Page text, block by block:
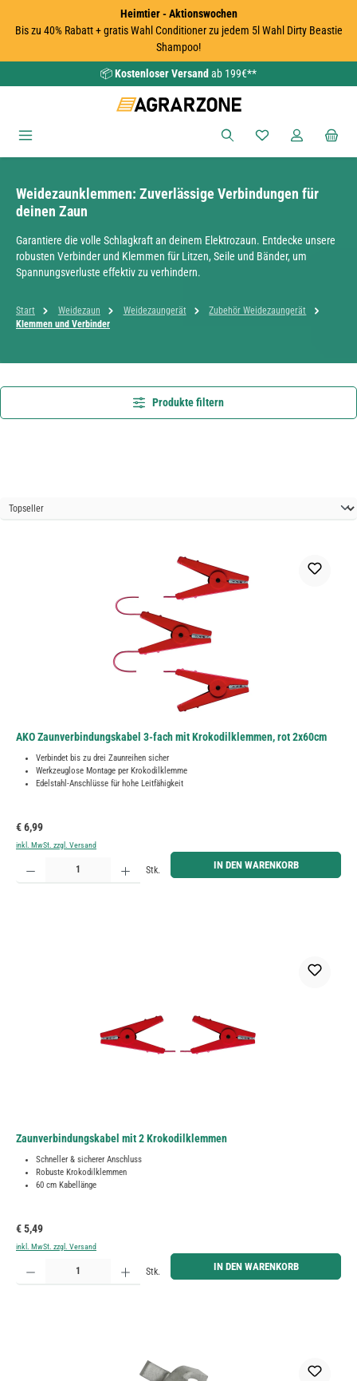
Heimtier - Aktionswochen
Bis zu 40% Rabatt + gratis Wahl Conditioner zu jedem 5l Wahl Dirty Beastie
Shampoo!
📦Kostenloser Versand ab 199€**
Du hast 0
Weidezaunklemmen: Zuverlässige Verbindungen für
deinen Zaun
Garantiere die volle Schlagkraft an deinem Elektrozaun. Entdecke unsere
robusten Verbinder und Klemmen für Litzen, Seile und Bänder, um
Spannungsverluste effektiv zu verhindern.
Start Weidezaun Weidezaungerät
Zubehör Weidezaungerät
Klemmen und Verbinder
Produkte filtern
AKO Zaunverbindungskabel 3-fach mit Krokodilklemmen, rot 2x60cm
Verbindet bis zu drei Zaunreihen sicher
Werkzeuglose Montage per Krokodilklemme
Edelstahl-Anschlüsse für hohe Leitfähigkeit
Regulärer Preis:
€ 6,99
inkl. MwSt. zzgl. Versand
Produkt Anzahl: Gib den gewünschten Wert ein oder benutze die Schaltflächen um die Anzahl zu
Stk. IN DEN WARENKORB
Zaunverbindungskabel mit 2 Krokodilklemmen
Schneller & sicherer Anschluss
Robuste Krokodilklemmen
60 cm Kabellänge
Regulärer Preis:
€ 5,49
inkl. MwSt. zzgl. Versand
Produkt Anzahl: Gib den gewünschten Wert ein oder benutze die Schaltflächen um die Anzahl zu
Stk. IN DEN WARENKORB